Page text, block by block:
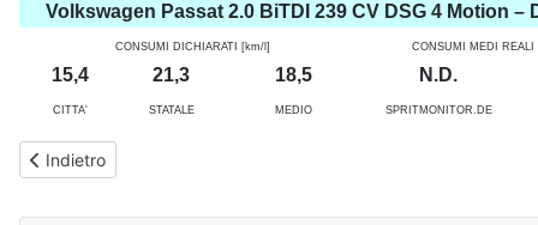
Volkswagen Passat 2.0 BiTDI 239 CV DSG 4 Motion –
CONSUMI DICHIARATI [km/l] CONSUMI MEDI REALI
15,4 21,3 18,5 N.D.
CITTA' STATALE MEDIO SPRITMONITOR.DE
Articolo precedente: Consumi Volkswagen Golf 7 (dal 2012 al
Indietro